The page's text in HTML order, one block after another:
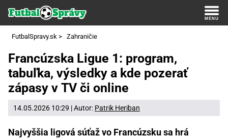
FutbalSpravy.sk > Zahraničie
Francúzska Ligue 1: program,
tabuľka, výsledky a kde pozerať
zápasy v TV či online
14.05.2026 10:29 | Autor: Patrik Heriban
Najvyššia ligová súťaž vo Francúzsku sa hrá